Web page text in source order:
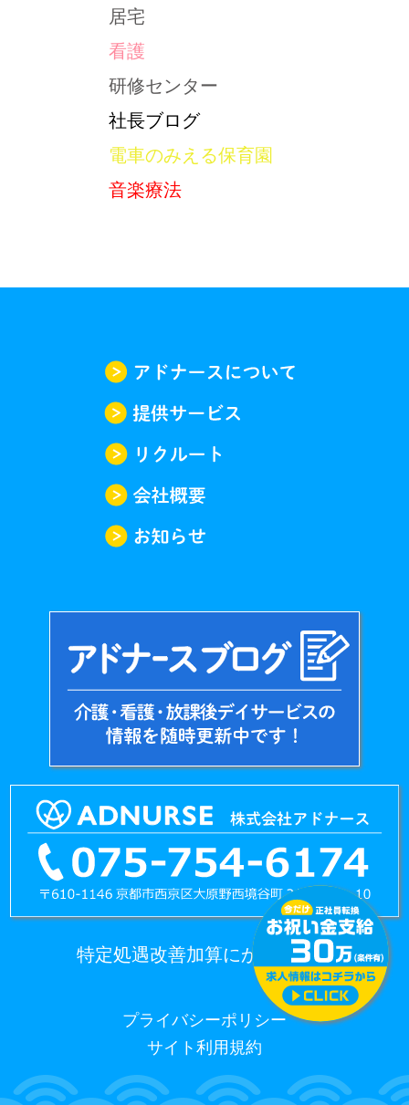
居宅
看護
研修センター
社長ブログ
電車のみえる保育園
音楽療法
特定処遇改善加算にかかる情報
プライバシーポリシー
サイト利用規約